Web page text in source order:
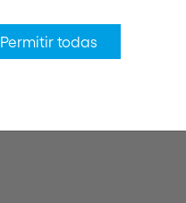
Permitir todas